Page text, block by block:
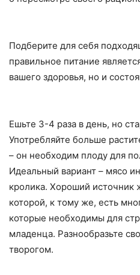
Подберите для себя
правильное питание
вашего здоровья, но и
Ешьте 3-4 раза в день, но
Употребляйте больше
– он необходим плоду для
Идеальный вариант – мясо
кролика. Хороший источник
которой, к тому же, есть
которые необходимы для
младенца. Разнообразьте
творогом.